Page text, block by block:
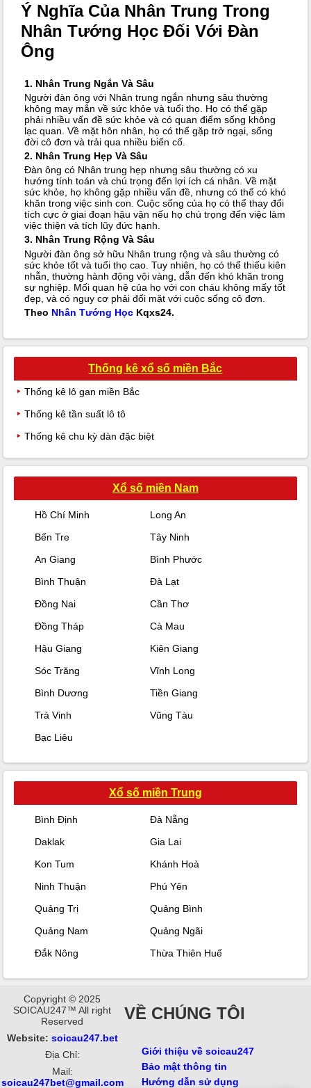
Ý Nghĩa Của Nhân Trung Trong
Nhân Tướng Học Đối Với Đàn
Ông
1. Nhân Trung Ngắn Và Sâu
Người đàn ông với Nhân trung ngắn nhưng sâu thường
không may mắn về sức khỏe và tuổi thọ. Họ có thể gặp
phải nhiều vấn đề sức khỏe và có quan điểm sống không
lạc quan. Về mặt hôn nhân, họ có thể gặp trở ngại, sống
đời cô đơn và trải qua nhiều biến cố.
2. Nhân Trung Hẹp Và Sâu
Đàn ông có Nhân trung hẹp nhưng sâu thường có xu
hướng tính toán và chú trọng đến lợi ích cá nhân. Về mặt
sức khỏe, họ không gặp nhiều vấn đề, nhưng có thể có khó
khăn trong việc sinh con. Cuộc sống của họ có thể thay đổi
tích cực ở giai đoạn hậu vận nếu họ chú trọng đến việc làm
việc thiện và tích lũy đức hạnh.
3. Nhân Trung Rộng Và Sâu
Người đàn ông sở hữu Nhân trung rộng và sâu thường có
sức khỏe tốt và tuổi thọ cao. Tuy nhiên, họ có thể thiếu kiên
nhẫn, thường hành động vội vàng, dẫn đến khó khăn trong
sự nghiệp. Mối quan hệ của họ với con cháu không mấy tốt
đẹp, và có nguy cơ phải đối mặt với cuộc sống cô đơn.
Theo Nhân Tướng HọcKqxs24.
Thống kê xổ số miền Bắc
Thống kê lô gan miền Bắc
Thống kê tần suất lô tô
Thống kê chu kỳ dàn đặc biệt
Xổ số miền Nam
Hồ Chí Minh
Long An
Bến Tre
Tây Ninh
An Giang
Bình Phước
Bình Thuận
Đà Lạt
Đồng Nai
Cần Thơ
Đồng Tháp
Cà Mau
Hậu Giang
Kiên Giang
Sóc Trăng
Vĩnh Long
Bình Dương
Tiền Giang
Trà Vinh
Vũng Tàu
Bạc Liêu
Xổ số miền Trung
Bình Định
Đà Nẵng
Daklak
Gia Lai
Kon Tum
Khánh Hoà
Ninh Thuận
Phú Yên
Quảng Trị
Quảng Bình
Quảng Nam
Quảng Ngãi
Đắk Nông
Thừa Thiên Huế
Copyright © 2025
SOICAU247™ All right
Reserved
Website: soicau247.bet
Địa Chỉ:
Mail:
soicau247bet@gmail.com
VỀ CHÚNG TÔI
Giới thiệu về soicau247
Bảo mật thông tin
Hướng dẫn sử dụng